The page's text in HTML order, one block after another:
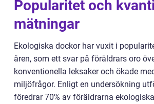
Popularitet och
mätningar
Ekologiska dockor har vuxit i
åren, som ett svar på föräldrars oro
konventionella leksaker och ökade
miljöfrågor. Enligt en undersökning
föredrar 70% av föräldrarna